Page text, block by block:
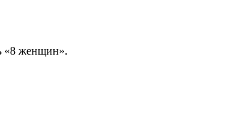
«8 женщин».